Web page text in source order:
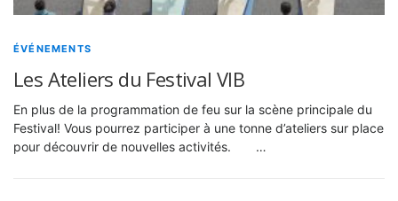
ÉVÉNEMENTS
Les Ateliers du Festival VIB
En plus de la programmation de feu sur la scène principale du
Festival! Vous pourrez participer à une tonne d’ateliers sur place
pour découvrir de nouvelles activités. …